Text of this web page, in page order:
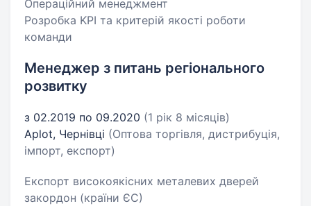
Операційний менеджмент
Розробка KPI та критерій якості роботи
команди
Менеджер з питань регіонального
розвитку
з 02.2019 по 09.2020 (1 рік 8 місяців)
Aplot, Чернівці (Оптова торгівля, дистрибуція,
імпорт, експорт)
Експорт високоякісних металевих дверей
закордон (країни ЄС)